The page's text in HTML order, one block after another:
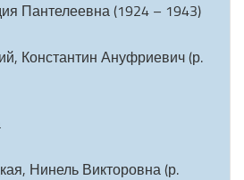
Пантелеевна (1924 – 1943)
Константин Ануфриевич (р.
Нинель Викторовна (р.